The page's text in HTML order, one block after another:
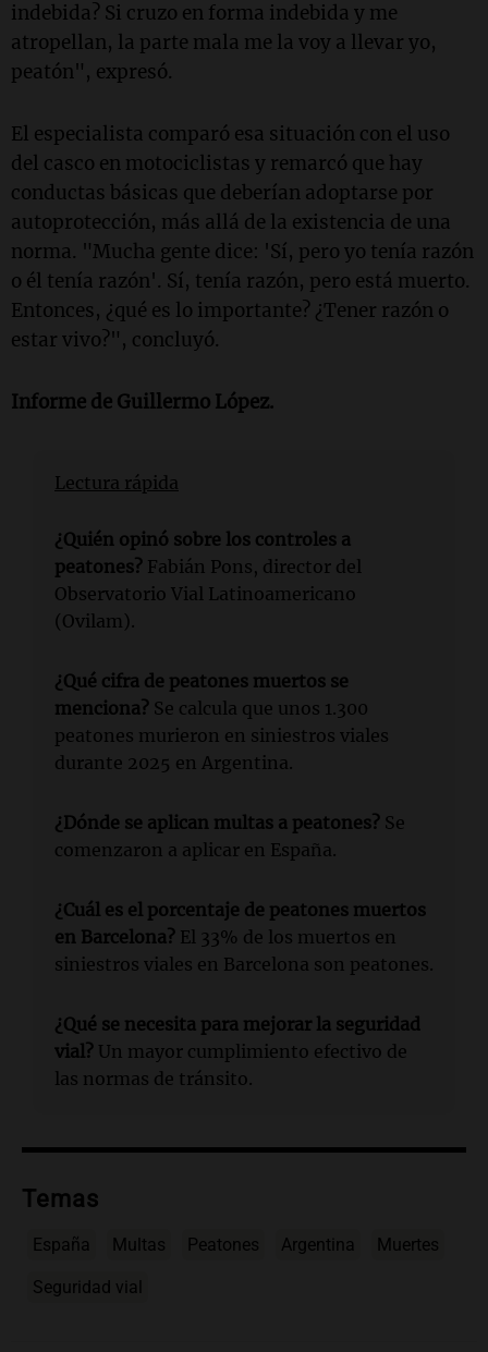
indebida? Si cruzo en forma indebida y me
atropellan, la parte mala me la voy a llevar yo,
peatón", expresó.
El especialista comparó esa situación con el uso
del casco en motociclistas y remarcó que hay
conductas básicas que deberían adoptarse por
autoprotección, más allá de la existencia de una
norma. "Mucha gente dice: 'Sí, pero yo tenía razón
o él tenía razón'. Sí, tenía razón, pero está muerto.
Entonces, ¿qué es lo importante? ¿Tener razón o
estar vivo?", concluyó.
Informe de Guillermo López.
Lectura rápida
¿Quién opinó sobre los controles a
peatones? Fabián Pons, director del
Observatorio Vial Latinoamericano
(Ovilam).
¿Qué cifra de peatones muertos se
menciona? Se calcula que unos 1.300
peatones murieron en siniestros viales
durante 2025 en Argentina.
¿Dónde se aplican multas a peatones? Se
comenzaron a aplicar en España.
¿Cuál es el porcentaje de peatones muertos
en Barcelona? El 33% de los muertos en
siniestros viales en Barcelona son peatones.
¿Qué se necesita para mejorar la seguridad
vial? Un mayor cumplimiento efectivo de
las normas de tránsito.
Temas
España Multas Peatones Argentina Muertes
Seguridad vial